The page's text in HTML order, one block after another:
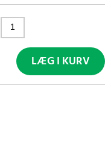
LÆG I KURV